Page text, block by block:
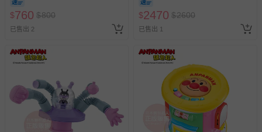
$760 $800
已售出 2
$2470 $2600
已售出 1